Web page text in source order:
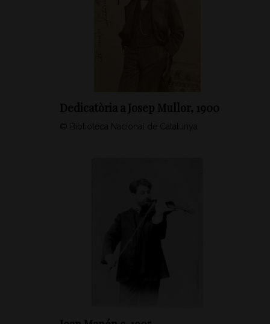
Dedicatòria a Josep Mullor, 1900
© Biblioteca Nacional de Catalunya